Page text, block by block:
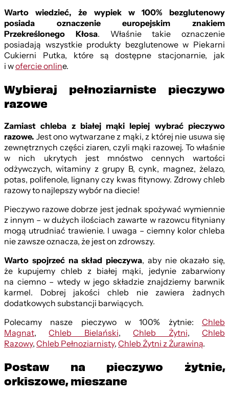
Warto wiedzieć, że wypiek w 100% bezglutenowy
posiada oznaczenie europejskim znakiem
Przekreślonego Kłosa. Właśnie takie oznaczenie
posiadają wszystkie produkty bezglutenowe w Piekarni
Cukierni Putka, które są dostępne stacjonarnie, jak
i wofercie online.
Wybieraj pełnoziarniste pieczywo
razowe
Zamiast chleba z białej mąki lepiej wybrać pieczywo
razowe. Jest ono wytwarzane z mąki, z której nie usuwa się
zewnętrznych części ziaren, czyli mąki razowej. To właśnie
w nich ukrytych jest mnóstwo cennych wartości
odżywczych, witaminy z grupy B, cynk, magnez, żelazo,
potas, polifenole, lignany czy kwas fitynowy. Zdrowy chleb
razowy to najlepszy wybór na diecie!
Pieczywo razowe dobrze jest jednak spożywać wymiennie
z innym – w dużych ilościach zawarte w razowcu fityniany
mogą utrudniać trawienie. I uwaga – ciemny kolor chleba
nie zawsze oznacza, że jest on zdrowszy.
Warto spojrzeć na skład pieczywa, aby nie okazało się,
że kupujemy chleb z białej mąki, jedynie zabarwiony
na ciemno – wtedy w jego składzie znajdziemy barwnik
karmel. Dobrej jakości chleb nie zawiera żadnych
dodatkowych substancji barwiących.
Polecamy nasze pieczywo w 100% żytnie: Chleb
Magnat,Chleb Bielański,Chleb Żytni,Chleb
Razowy,Chleb Pełnoziarnisty,Chleb Żytni z Żurawiną.
Postaw na pieczywo żytnie,
orkiszowe, mieszane